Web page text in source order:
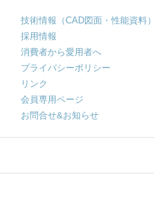
技術情報（CAD図面・性能資料）
採用情報
消費者から愛用者へ
プライバシーポリシー
リンク
会員専用ページ
お問合せ&お知らせ